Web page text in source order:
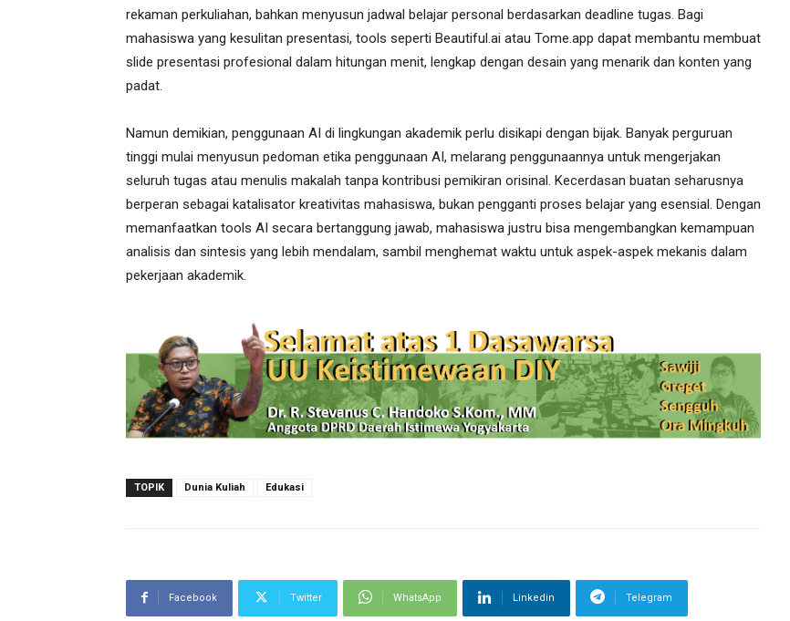
rekaman perkuliahan, bahkan menyusun jadwal belajar personal berdasarkan deadline tugas. Bagi
mahasiswa yang kesulitan presentasi, tools seperti Beautiful.ai atau Tome.app dapat membantu membuat
slide presentasi profesional dalam hitungan menit, lengkap dengan desain yang menarik dan konten yang
padat.
Namun demikian, penggunaan AI di lingkungan akademik perlu disikapi dengan bijak. Banyak perguruan
tinggi mulai menyusun pedoman etika penggunaan AI, melarang penggunaannya untuk mengerjakan
seluruh tugas atau menulis makalah tanpa kontribusi pemikiran orisinal. Kecerdasan buatan seharusnya
berperan sebagai katalisator kreativitas mahasiswa, bukan pengganti proses belajar yang esensial. Dengan
memanfaatkan tools AI secara bertanggung jawab, mahasiswa justru bisa mengembangkan kemampuan
analisis dan sintesis yang lebih mendalam, sambil menghemat waktu untuk aspek-aspek mekanis dalam
pekerjaan akademik.
TOPIK Dunia Kuliah Edukasi
Facebook Twitter WhatsApp Linkedin Telegram